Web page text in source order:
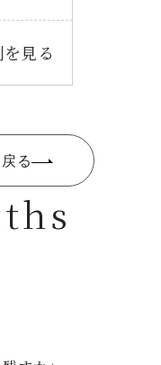
見る
る